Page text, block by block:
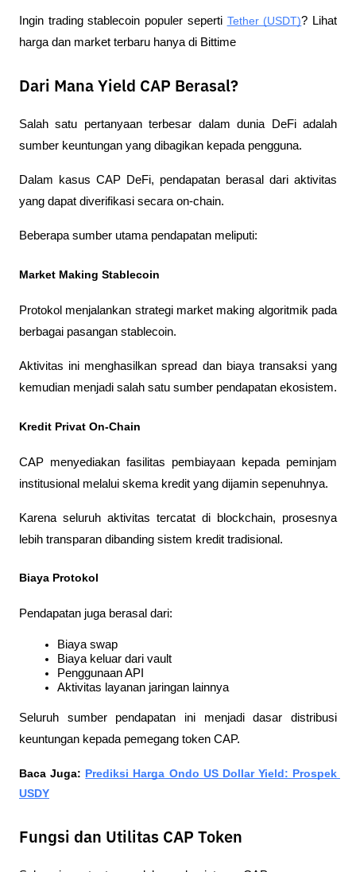
Ingin trading stablecoin populer seperti Tether (USDT)? Lihat
harga dan market terbaru hanya di Bittime
Dari Mana Yield CAP Berasal?
Salah satu pertanyaan terbesar dalam dunia DeFi adalah
sumber keuntungan yang dibagikan kepada pengguna.
Dalam kasus CAP DeFi, pendapatan berasal dari aktivitas
yang dapat diverifikasi secara on-chain.
Beberapa sumber utama pendapatan meliputi:
Market Making Stablecoin
Protokol menjalankan strategi market making algoritmik pada
berbagai pasangan stablecoin.
Aktivitas ini menghasilkan spread dan biaya transaksi yang
kemudian menjadi salah satu sumber pendapatan ekosistem.
Kredit Privat On-Chain
CAP menyediakan fasilitas pembiayaan kepada peminjam
institusional melalui skema kredit yang dijamin sepenuhnya.
Karena seluruh aktivitas tercatat di blockchain, prosesnya
lebih transparan dibanding sistem kredit tradisional.
Biaya Protokol
Pendapatan juga berasal dari:
Biaya swap
Biaya keluar dari vault
Penggunaan API
Aktivitas layanan jaringan lainnya
Seluruh sumber pendapatan ini menjadi dasar distribusi
keuntungan kepada pemegang token CAP.
Baca Juga: Prediksi Harga Ondo US Dollar Yield: Prospek
USDY
Fungsi dan Utilitas CAP Token